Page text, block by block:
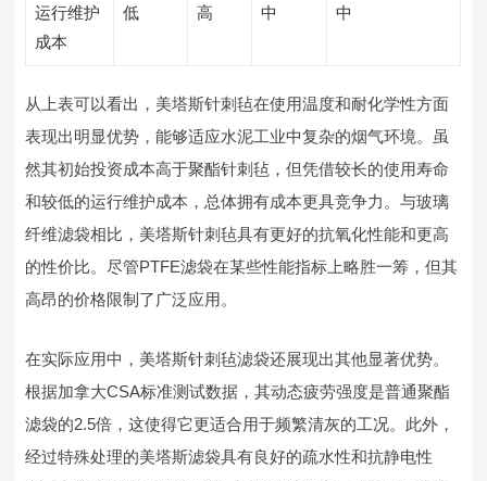
运行维护
成本
低 高 中 中
从上表可以看出，美塔斯针刺毡在使用温度和耐化学性方面
表现出明显优势，能够适应水泥工业中复杂的烟气环境。虽
然其初始投资成本高于聚酯针刺毡，但凭借较长的使用寿命
和较低的运行维护成本，总体拥有成本更具竞争力。与玻璃
纤维滤袋相比，美塔斯针刺毡具有更好的抗氧化性能和更高
的性价比。尽管PTFE滤袋在某些性能指标上略胜一筹，但其
高昂的价格限制了广泛应用。
在实际应用中，美塔斯针刺毡滤袋还展现出其他显著优势。
根据加拿大CSA标准测试数据，其动态疲劳强度是普通聚酯
滤袋的2.5倍，这使得它更适合用于频繁清灰的工况。此外，
经过特殊处理的美塔斯滤袋具有良好的疏水性和抗静电性